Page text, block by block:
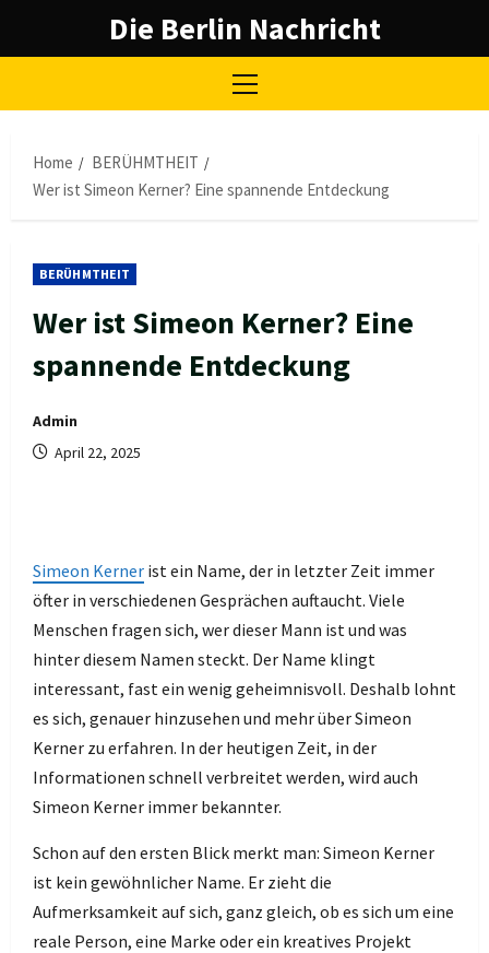
Die Berlin Nachricht
Primary
Home
BERÜHMTHEIT
Wer ist Simeon Kerner? Eine spannende Entdeckung
BERÜHMTHEIT
Wer ist Simeon Kerner? Eine
spannende Entdeckung
Admin
April 22, 2025
Simeon Kerner ist ein Name, der in letzter Zeit immer
öfter in verschiedenen Gesprächen auftaucht. Viele
Menschen fragen sich, wer dieser Mann ist und was
hinter diesem Namen steckt. Der Name klingt
interessant, fast ein wenig geheimnisvoll. Deshalb lohnt
es sich, genauer hinzusehen und mehr über Simeon
Kerner zu erfahren. In der heutigen Zeit, in der
Informationen schnell verbreitet werden, wird auch
Simeon Kerner immer bekannter.
Schon auf den ersten Blick merkt man: Simeon Kerner
ist kein gewöhnlicher Name. Er zieht die
Aufmerksamkeit auf sich, ganz gleich, ob es sich um eine
reale Person, eine Marke oder ein kreatives Projekt